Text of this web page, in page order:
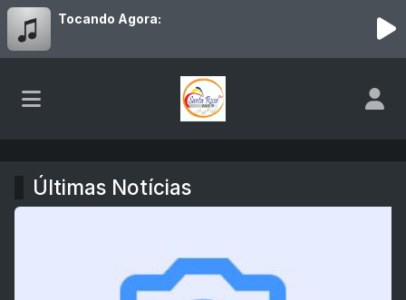
Tocando Agora:
Rádio Santa Rosa FM - 105,9
Últimas Notícias